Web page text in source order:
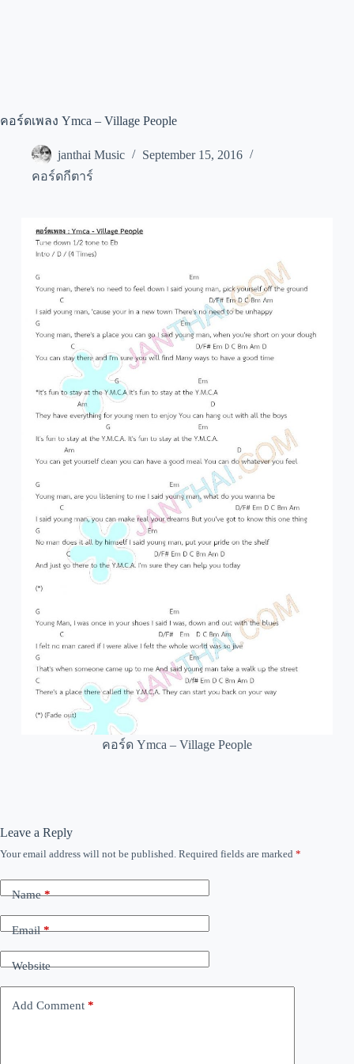
คอร์ดเพลง Ymca – Village People
janthai Music
September 15, 2016
คอร์ดกีตาร์
คอร์ด Ymca – Village People
Leave a Reply
Your email address will not be published. Required fields are marked *
Name*
Email*
Website
Add Comment *